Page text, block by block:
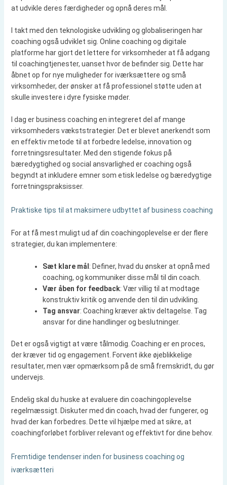
at udvikle deres færdigheder og opnå deres mål.
I takt med den teknologiske udvikling og globaliseringen har
coaching også udviklet sig. Online coaching og digitale
platforme har gjort det lettere for virksomheder at få adgang
til coachingtjenester, uanset hvor de befinder sig. Dette har
åbnet op for nye muligheder for iværksættere og små
virksomheder, der ønsker at få professionel støtte uden at
skulle investere i dyre fysiske møder.
I dag er business coaching en integreret del af mange
virksomheders vækststrategier. Det er blevet anerkendt som
en effektiv metode til at forbedre ledelse, innovation og
forretningsresultater. Med den stigende fokus på
bæredygtighed og social ansvarlighed er coaching også
begyndt at inkludere emner som etisk ledelse og bæredygtige
forretningspraksisser.
Praktiske tips til at maksimere udbyttet af business coaching
For at få mest muligt ud af din coachingoplevelse er der flere
strategier, du kan implementere:
Sæt klare mål : Definer, hvad du ønsker at opnå med
coaching, og kommuniker disse mål til din coach.
Vær åben for feedback: Vær villig til at modtage
konstruktiv kritik og anvende den til din udvikling.
Tag ansvar: Coaching kræver aktiv deltagelse. Tag
ansvar for dine handlinger og beslutninger.
Det er også vigtigt at være tålmodig. Coaching er en proces,
der kræver tid og engagement. Forvent ikke øjeblikkelige
resultater, men vær opmærksom på de små fremskridt, du gør
undervejs.
Endelig skal du huske at evaluere din coachingoplevelse
regelmæssigt. Diskuter med din coach, hvad der fungerer, og
hvad der kan forbedres. Dette vil hjælpe med at sikre, at
coachingforløbet forbliver relevant og effektivt for dine behov.
Fremtidige tendenser inden for business coaching og
iværksætteri